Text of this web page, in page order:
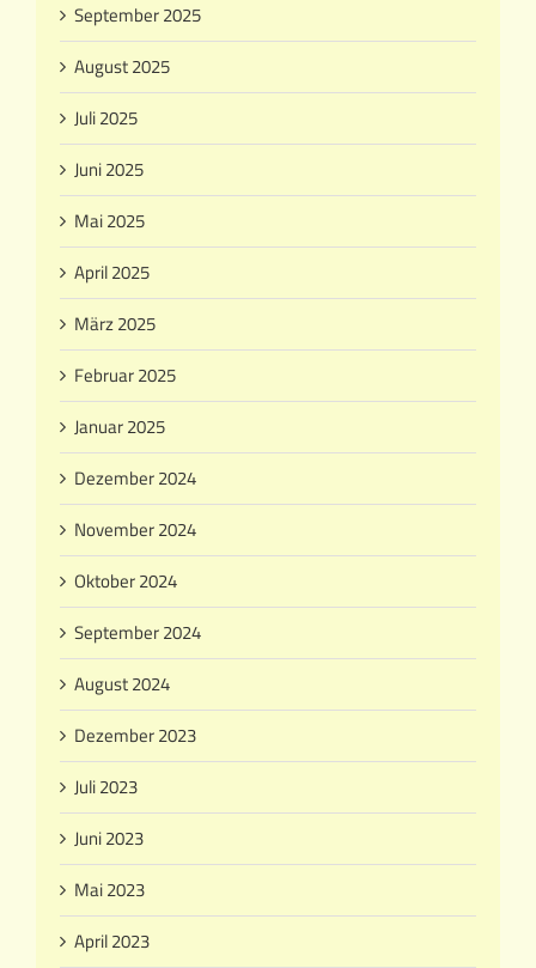
September 2025
August 2025
Juli 2025
Juni 2025
Mai 2025
April 2025
März 2025
Februar 2025
Januar 2025
Dezember 2024
November 2024
Oktober 2024
September 2024
August 2024
Dezember 2023
Juli 2023
Juni 2023
Mai 2023
April 2023